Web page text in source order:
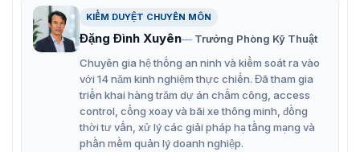
Tăng cường hiệu quả giám sát và đảm bảo an ninh
tối đa cho khu vực được bảo vệ.
Công nghệ nén H.265+ tiên tiến giúp giảm thiểu
băng thông và dung lượng lưu trữ lên đến 70% so với
công nghệ nén H.264 truyền thống. Điều này giúp
giảm chi phí vận hành và tăng hiệu quả sử dụng hệ
thống giám sát.
KIỂM DUYỆT CHUYÊN MÔN
Đặng Đình Xuyên
Trưởng Phòng Kỹ Thuật
Chuyên gia hệ thống an ninh và kiểm soát ra vào
với 14 năm kinh nghiệm thực chiến. Đã tham gia
triển khai hàng trăm dự án chấm công, access
control, cổng xoay và bãi xe thông minh, đồng
thời tư vấn, xử lý các giải pháp hạ tầng mạng và
phần mềm quản lý doanh nghiệp.